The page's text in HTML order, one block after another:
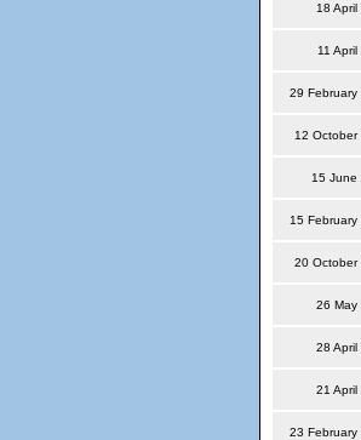
18
11
29 February
12 October
15 June
15 February
20 October
26 May
28 April
21 April
23 February